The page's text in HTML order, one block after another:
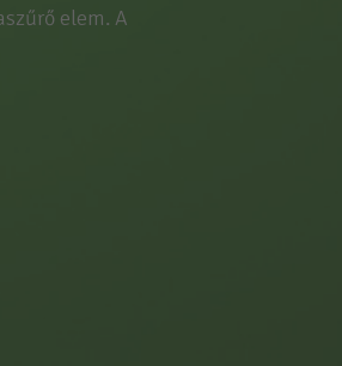
elem. A